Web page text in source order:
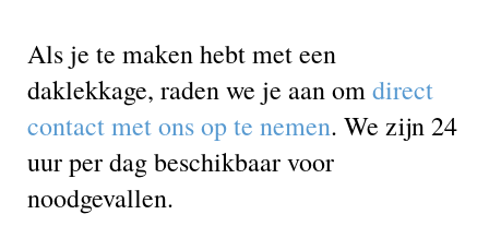
Als je te maken hebt met een
daklekkage, raden we je aan omdirect
contact met ons op te nemen. We zijn 24
uur per dag beschikbaar voor
noodgevallen.